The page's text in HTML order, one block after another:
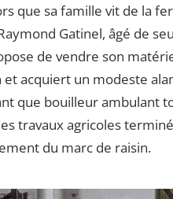
que sa famille vit de la
Gatinel, âgé de
de vendre son
et acquiert un modeste
que bouilleur ambulant
travaux agricoles
du marc de raisin.